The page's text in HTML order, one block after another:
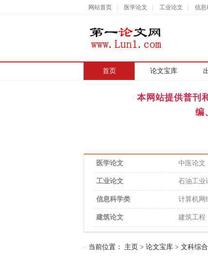
网站首页 医学论文 工业论文 信息
首页 论文宝库
本网站提供普刊
编
医学论文 中医论文
工业论文 石油工业
信息科学类 计算机网
建筑论文 建筑工程
当前位置： 主页 > 论文宝库 > 文科综合